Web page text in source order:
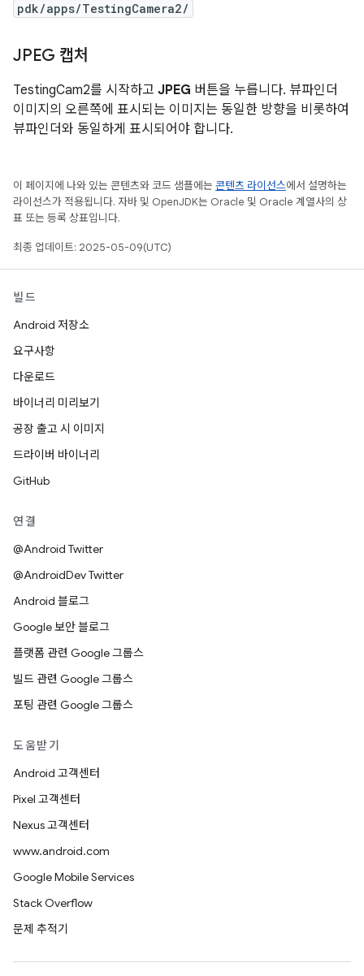
pdk/apps/TestingCamera2/
JPEG 캡처
TestingCam2를 시작하고 JPEG 버튼을 누릅니다. 뷰파인더
이미지의 오른쪽에 표시되는 이미지는 동일한 방향을 비롯하여
뷰파인더와 동일하게 표시되어야 합니다.
이 페이지에 나와 있는 콘텐츠와 코드 샘플에는 콘텐츠 라이선스에서 설명하는
라이선스가 적용됩니다. 자바 및 OpenJDK는 Oracle 및 Oracle 계열사의 상
표 또는 등록 상표입니다.
최종 업데이트: 2025-05-09(UTC)
빌드
Android 저장소
요구사항
다운로드
바이너리 미리보기
공장 출고 시 이미지
드라이버 바이너리
GitHub
연결
@Android Twitter
@AndroidDev Twitter
Android 블로그
Google 보안 블로그
플랫폼 관련 Google 그룹스
빌드 관련 Google 그룹스
포팅 관련 Google 그룹스
도움받기
Android 고객센터
Pixel 고객센터
Nexus 고객센터
www.android.com
Google Mobile Services
Stack Overflow
문제 추적기